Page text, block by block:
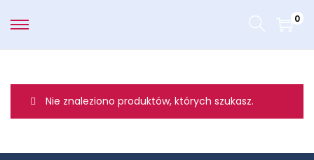
0
Nie znaleziono produktów, których szukasz.